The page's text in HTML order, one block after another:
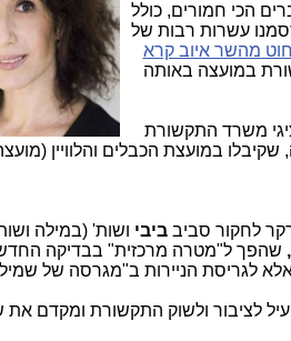
הכי חמורים, כולל
עשרות רבות של
מהשר איוב קרא
במועצה באותה
משרד התקשורת
במועצת הכבלים והלוויין
לחקור סביבביבי ושות' (במילה
שהפך ל"מטרה מרכזית" בבדיקה
לגריסת הניירות ב"מגרסה של
לציבור ולשוק התקשורת ומקדם את